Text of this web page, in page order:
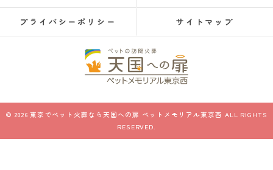
プライバシーポリシー サイトマップ
© 2026 東京でペット火葬なら天国への扉 ペットメモリアル東京西 ALL RIGHTS
RESERVED.